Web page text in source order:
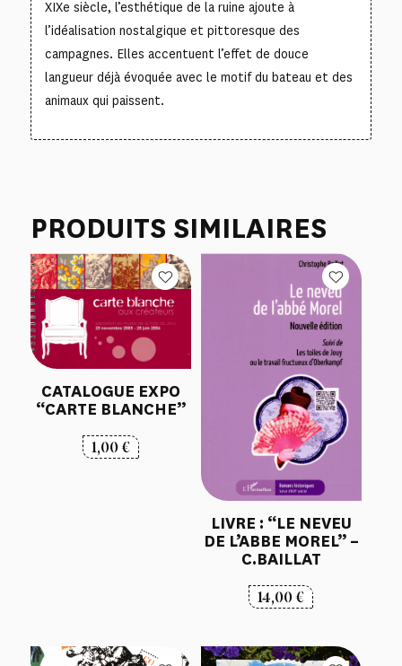
XIXe siècle, l’esthétique de la ruine ajoute à
l’idéalisation nostalgique et pittoresque des
campagnes. Elles accentuent l’effet de douce
langueur déjà évoquée avec le motif du bateau et des
animaux qui paissent.
PRODUITS SIMILAIRES
CATALOGUE EXPO
“CARTE BLANCHE”
1,00€
LIVRE : “LE NEVEU
DE L’ABBE MOREL” –
C.BAILLAT
14,00€